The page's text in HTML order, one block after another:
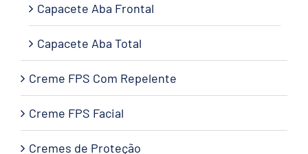
Capacete Aba Frontal
Capacete Aba Total
Creme FPS Com Repelente
Creme FPS Facial
Cremes de Proteção